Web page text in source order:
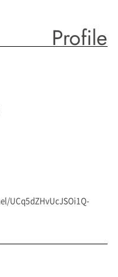
Profile
UCq5dZHvUcJSOi1Q-